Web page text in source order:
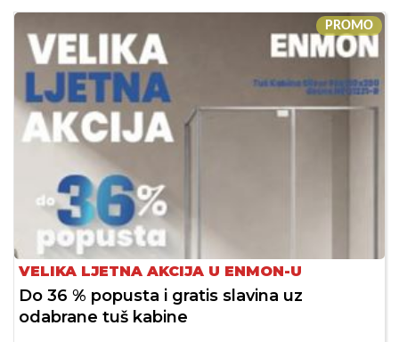
PROMO
VELIKA LJETNA AKCIJA U ENMON-U
Do 36 % popusta i gratis slavina uz
odabrane tuš kabine